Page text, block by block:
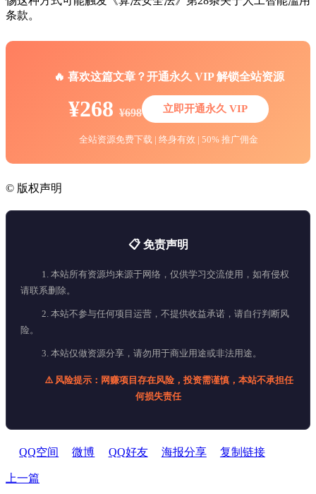
条款。
🔥 喜欢这篇文章？开通永久 VIP 解锁全站资源
¥268 ¥698 立即开通永久 VIP
全站资源免费下载 | 终身有效 | 50% 推广佣金
© 版权声明
📋 免责声明
1. 本站所有资源均来源于网络，仅供学习交流使用，如有侵权
请联系删除。
2. 本站不参与任何项目运营，不提供收益承诺，请自行判断风
险。
3. 本站仅做资源分享，请勿用于商业用途或非法用途。
⚠️ 风险提示：网赚项目存在风险，投资需谨慎，本站不承担任
何损失责任
QQ空间 微博 QQ好友 海报分享 复制链接
上一篇